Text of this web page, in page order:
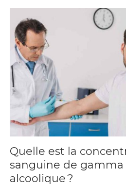
Quelle est la
sanguine de gamma
alcoolique ?